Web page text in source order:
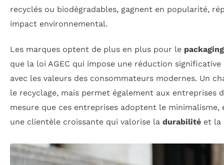
recyclés ou biodégradables, gagnent en popularité,
impact environnemental.
Les marques optent de plus en plus pour le
que la loi AGEC qui impose une réduction
avec les valeurs des consommateurs modernes. Un
le recyclage, mais permet également aux entreprises
mesure que ces entreprises adoptent le
une clientèle croissante qui valorise la durabilité et la